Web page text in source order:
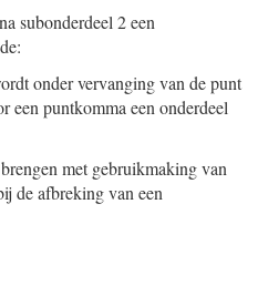
subonderdeel 2 een
onder vervanging van de punt
een puntkomma een onderdeel
met gebruikmaking van
de afbreking van een